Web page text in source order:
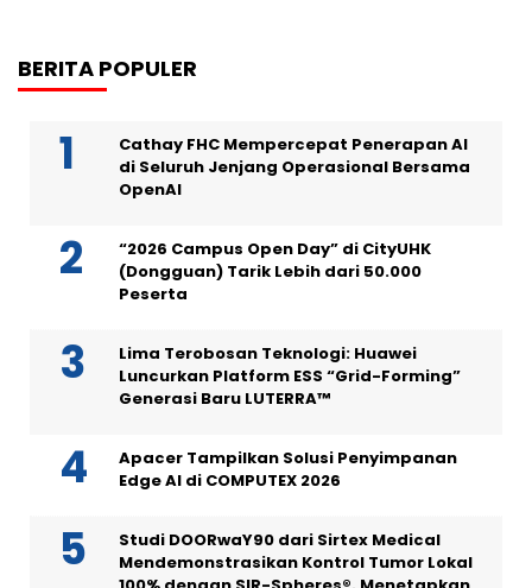
BERITA POPULER
Cathay FHC Mempercepat Penerapan AI
di Seluruh Jenjang Operasional Bersama
OpenAI
“2026 Campus Open Day” di CityUHK
(Dongguan) Tarik Lebih dari 50.000
Peserta
Lima Terobosan Teknologi: Huawei
Luncurkan Platform ESS “Grid-Forming”
Generasi Baru LUTERRA™
Apacer Tampilkan Solusi Penyimpanan
Edge AI di COMPUTEX 2026
Studi DOORwaY90 dari Sirtex Medical
Mendemonstrasikan Kontrol Tumor Lokal